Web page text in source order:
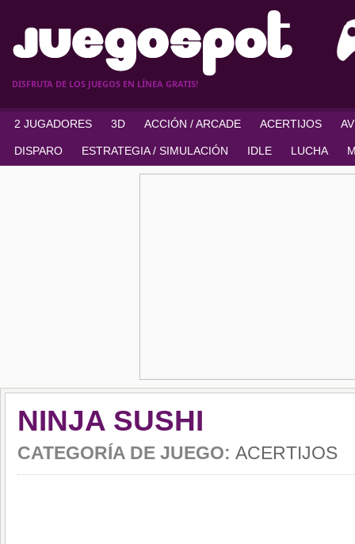
DISFRUTA DE LOS JUEGOS EN LÍNEA GRATIS!
2 JUGADORES 3D ACCIÓN / ARCADE ACERTIJOS
DISPARO ESTRATEGIA / SIMULACIÓN IDLE LUCHA
NINJA SUSHI
CATEGORÍA DE JUEGO: ACERTIJOS